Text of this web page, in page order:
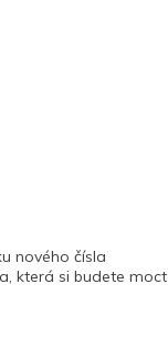
nového čísla
která si budete moct